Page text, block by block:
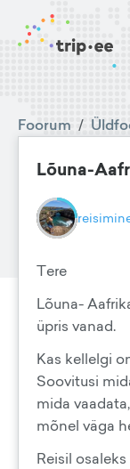
Foorum /
Lõuna-
Tere
Lõuna-
üpris vanad.
Kas kellelgi
Soovitusi
mida
mõnel väga
Reisil